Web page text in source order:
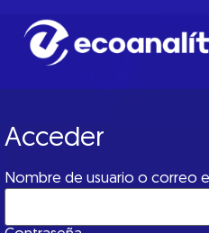
Acceder
Nombre de usuario o correo